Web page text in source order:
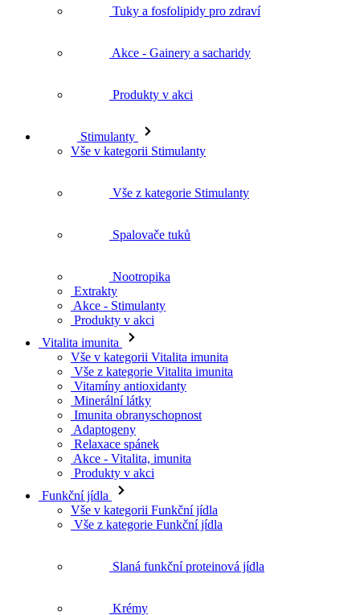
Tuky a fosfolipidy pro zdraví
Akce - Gainery a sacharidy
Produkty v akci
Stimulanty
Vše v kategorii Stimulanty
Vše z kategorie Stimulanty
Spalovače tuků
Nootropika
Extrakty
Akce - Stimulanty
Produkty v akci
Vitalita imunita
Vše v kategorii Vitalita imunita
Vše z kategorie Vitalita imunita
Vitamíny antioxidanty
Minerální látky
Imunita obranyschopnost
Adaptogeny
Relaxace spánek
Akce - Vitalita, imunita
Produkty v akci
Funkční jídla
Vše v kategorii Funkční jídla
Vše z kategorie Funkční jídla